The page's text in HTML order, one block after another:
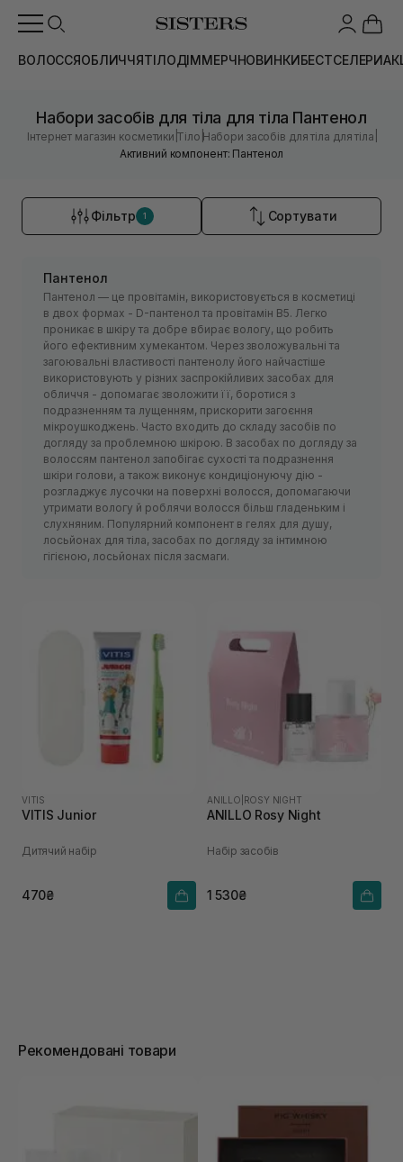
ВОЛОССЯОБЛИЧЧЯТІЛОДІММЕРЧНОВИНКИБЕСТСЕЛЕРИ
Набори засобів для тіла для тіла Пантенол
Інтернет магазин косметики |Тіло |Набори засобів для тіла для тіла
Активний компонент: Пантенол
Фільтр 1 Сортувати
Пантенол
Пантенол — це провітамін, використовується в косметиці
в двох формах - D-пантенол та провітамін В5. Легко
проникає в шкіру та добре вбирає вологу, що робить
його ефективним хумекантом. Через зволожувальні та
загоювальні властивості пантенолу його найчастіше
використовують у різних заспрокійливих засобах для
обличчя - допомагає зволожити її, боротися з
подразненням та лущенням, прискорити загоєння
мікроушкоджень. Часто входить до складу засобів по
догляду за проблемною шкірою. В засобах по догляду за
волоссям пантенол запобігає сухості та подразнення
шкіри голови, а також виконує кондиціонуючу дію -
розгладжує лусочки на поверхні волосся, допомагаючи
утримати вологу й роблячи волосся більш гладеньким і
слухняним. Популярний компонент в гелях для душу,
лосьйонах для тіла, засобах по догляду за інтимною
гігієною, лосьйонах після засмаги.
VITIS
VITIS Junior
Дитячий набір
470₴
ANILLO ROSY NIGHT
ANILLO Rosy Night
Набір засобів
1 530₴
Рекомендовані товари